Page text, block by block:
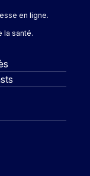
en ligne.
la santé.